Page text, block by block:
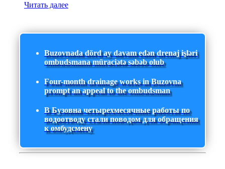
Читать далее
Buzovnada dörd ay davam edən drenaj işləri
ombudsmana müraciətə səbəb olub
Four-month drainage works in Buzovna
prompt an appeal to the ombudsman
В Бузовна четырехмесячные работы по
водоотводу стали поводом для обращения
к омбудсмену